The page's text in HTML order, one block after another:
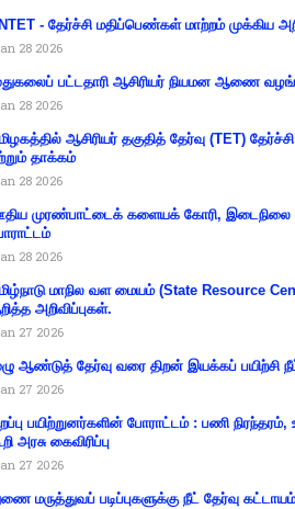
- தேர்ச்சி மதிப்பெண்கள் மாற்றம் முக்கிய
28 2026
பட்டதாரி ஆசிரியர் நியமன ஆணை
28 2026
ஆசிரியர் தகுதித் தேர்வு (TET)
தாக்கம்
28 2026
முரண்பாட்டைக் களையக் கோரி, இடைநிலை
28 2026
மாநில வள மையம் (State Resource
அறிவிப்புகள்.
27 2026
ஆண்டுத் தேர்வு வரை திறன் இயக்கப் பயிற்சி
27 2026
பயிற்றுனர்களின் போராட்டம் : பணி
அரசு கைவிரிப்பு
27 2026
மருத்துவப் படிப்புகளுக்கு நீட் தேர்வு